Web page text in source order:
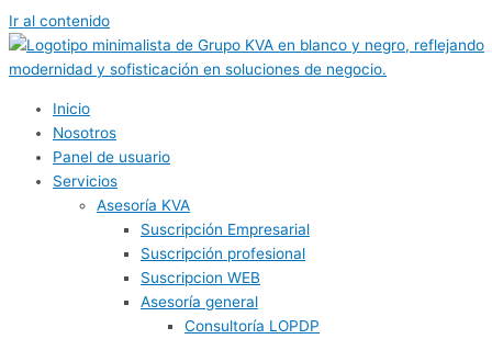
Ir al contenido
Inicio
Nosotros
Panel de usuario
Servicios
Asesoría KVA
Suscripción Empresarial
Suscripción profesional
Suscripcion WEB
Asesoría general
Consultoría LOPDP